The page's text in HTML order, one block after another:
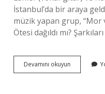
İstanbul’da bir araya
müzik yapan grup, “Mor
Ötesi dağıldı mı?
Devamını okuyun
Kabadayı